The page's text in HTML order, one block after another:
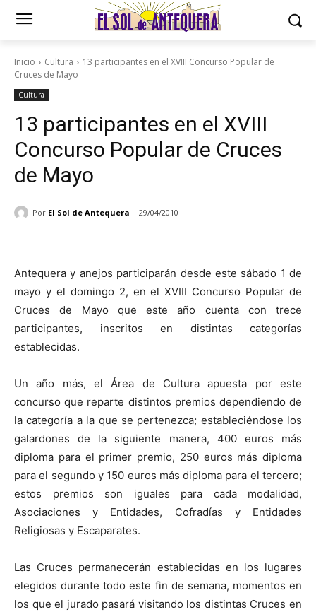
Inicio Cultura
13 participantes en el XVIII Concurso Popular de
Cruces de Mayo
Cultura
13 participantes en el XVIII
Concurso Popular de Cruces
de Mayo
Por El Sol de Antequera 29/04/2010
Antequera y anejos participarán desde este sábado 1 de
mayo y el domingo 2, en el XVIII Concurso Popular de
Cruces de Mayo que este año cuenta con trece
participantes, inscritos en distintas categorías
establecidas.
Un año más, el Área de Cultura apuesta por este
concurso que reparte distintos premios dependiendo de
la categoría a la que se pertenezca; estableciéndose los
galardones de la siguiente manera, 400 euros más
diploma para el primer premio, 250 euros más diploma
para el segundo y 150 euros más diploma para el tercero;
estos premios son iguales para cada modalidad,
Asociaciones y Entidades, Cofradías y Entidades
Religiosas y Escaparates.
Las Cruces permanecerán establecidas en los lugares
elegidos durante todo este fin de semana, momentos en
los que el jurado pasará visitando los distintas Cruces en